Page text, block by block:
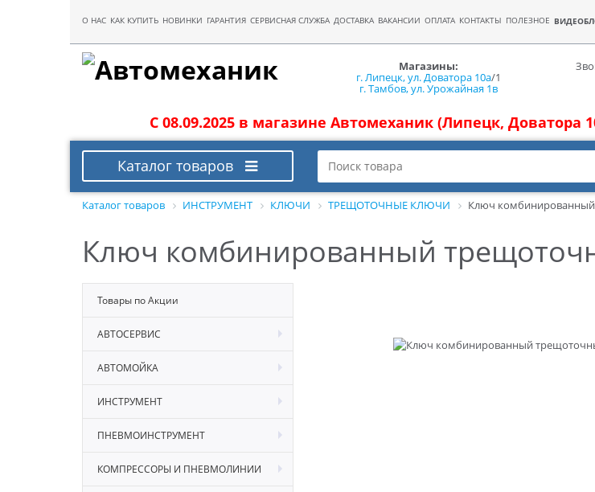
О НАС КАК КУПИТЬ НОВИНКИ ГАРАНТИЯ СЕРВИСНАЯ СЛУЖБА ДОСТАВКА ВАКАНСИИ ОПЛАТА КОНТАКТЫ ПОЛЕЗНОЕ
Магазины:
г. Липецк, ул. Доватора 10а/1
г. Тамбов, ул. Урожайная 1в
С 08.09.2025 в магазине Автомеханик (Липецк, Доватора
Каталог товаров
Каталог товаров ИНСТРУМЕНТ КЛЮЧИ ТРЕЩОТОЧНЫЕ КЛЮЧИ Ключ
Ключ комбинированный
Товары по Акции
АВТОСЕРВИС
АВТОМОЙКА
ИНСТРУМЕНТ
ПНЕВМОИНСТРУМЕНТ
КОМПРЕССОРЫ И ПНЕВМОЛИНИИ